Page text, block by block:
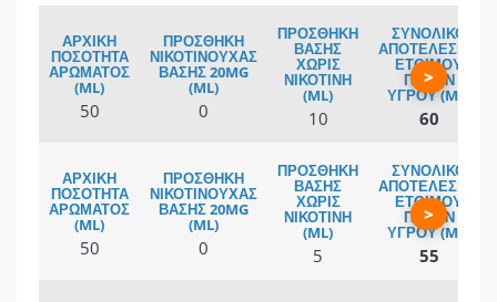
50 0 10 60
>
50 0 5 55
>